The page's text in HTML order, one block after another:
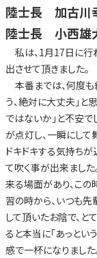
陸士長 加古
陸士長 小西雄
私は、1月17日に行
出させて頂きました。
本番までは、何度も
う、絶対に大丈夫」と
ではないか」と不安で
が点灯し、一瞬にして
ドキドキする気持ち
て吹く事が出来ました
来る場面があり、この
習の時から、いつも先
して頂いたお陰で、と
ると本当に「あっとい
感で一杯になりました